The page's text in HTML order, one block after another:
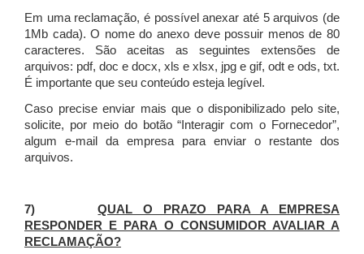
Em uma reclamação, é possível anexar até 5 arquivos (de
1Mb cada). O nome do anexo deve possuir menos de 80
caracteres. São aceitas as seguintes extensões de
arquivos: pdf, doc e docx, xls e xlsx, jpg e gif, odt e ods, txt.
É importante que seu conteúdo esteja legível.
Caso precise enviar mais que o disponibilizado pelo site,
solicite, por meio do botão “Interagir com o Fornecedor”,
algum e-mail da empresa para enviar o restante dos
arquivos.
7)QUAL O PRAZO PARA A EMPRESA
RESPONDER E PARA O CONSUMIDOR AVALIAR A
RECLAMAÇÃO?